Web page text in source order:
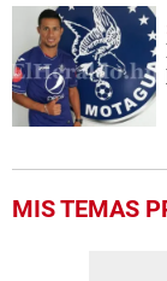
MIS TEMAS